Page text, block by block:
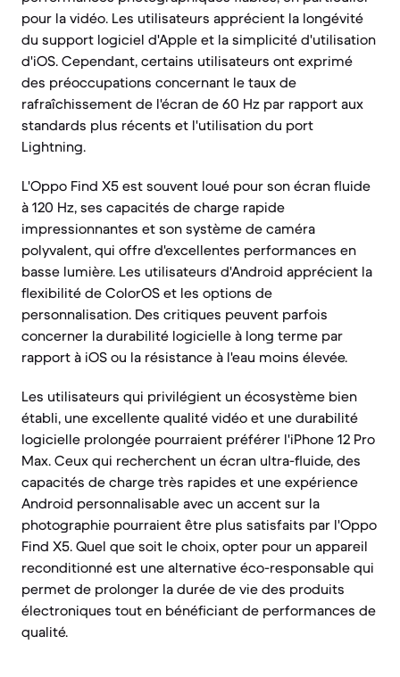
pour la vidéo. Les utilisateurs apprécient la longévité
du support logiciel d'Apple et la simplicité d'utilisation
d'iOS. Cependant, certains utilisateurs ont exprimé
des préoccupations concernant le taux de
rafraîchissement de l'écran de 60 Hz par rapport aux
standards plus récents et l'utilisation du port
Lightning.
L'Oppo Find X5 est souvent loué pour son écran fluide
à 120 Hz, ses capacités de charge rapide
impressionnantes et son système de caméra
polyvalent, qui offre d'excellentes performances en
basse lumière. Les utilisateurs d'Android apprécient la
flexibilité de ColorOS et les options de
personnalisation. Des critiques peuvent parfois
concerner la durabilité logicielle à long terme par
rapport à iOS ou la résistance à l'eau moins élevée.
Les utilisateurs qui privilégient un écosystème bien
établi, une excellente qualité vidéo et une durabilité
logicielle prolongée pourraient préférer l'iPhone 12 Pro
Max. Ceux qui recherchent un écran ultra-fluide, des
capacités de charge très rapides et une expérience
Android personnalisable avec un accent sur la
photographie pourraient être plus satisfaits par l'Oppo
Find X5. Quel que soit le choix, opter pour un appareil
reconditionné est une alternative éco-responsable qui
permet de prolonger la durée de vie des produits
électroniques tout en bénéficiant de performances de
qualité.